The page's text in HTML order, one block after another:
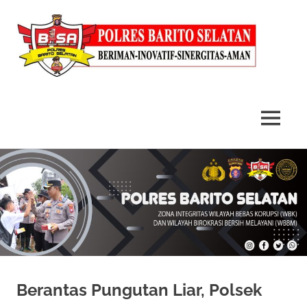
Skip
to
content
MENU
Berantas Pungutan Liar, Polsek